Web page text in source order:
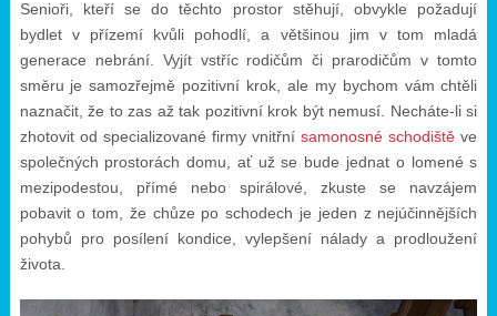
Senioři, kteří se do těchto prostor stěhují, obvykle požadují
bydlet v přízemí kvůli pohodlí, a většinou jim v tom mladá
generace nebrání. Vyjít vstříc rodičům či prarodičům v tomto
směru je samozřejmě pozitivní krok, ale my bychom vám chtěli
naznačit, že to zas až tak pozitivní krok být nemusí. Necháte-li si
zhotovit od specializované firmy vnitřnísamonosné schodiště ve
společných prostorách domu, ať už se bude jednat o lomené s
mezipodestou, přímé nebo spirálové, zkuste se navzájem
pobavit o tom, že chůze po schodech je jeden z nejúčinnějších
pohybů pro posílení kondice, vylepšení nálady a prodloužení
života.